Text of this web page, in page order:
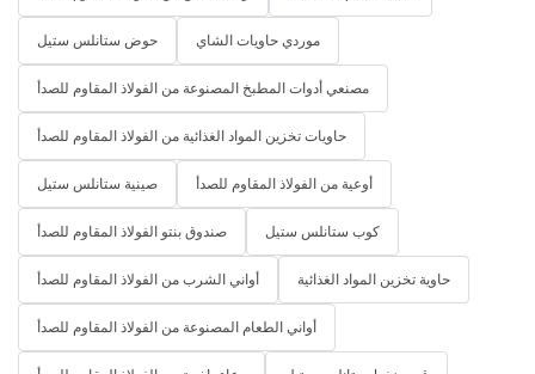
حوض ستانلس ستيل موردي حاويات الشاي
مصنعي أدوات المطبخ المصنوعة من الفولاذ المقاوم للصدأ
حاويات تخزين المواد الغذائية من الفولاذ المقاوم للصدأ
صينية ستانلس ستيل أوعية من الفولاذ المقاوم للصدأ
صندوق بنتو الفولاذ المقاوم للصدأ كوب ستانلس ستيل
أواني الشرب من الفولاذ المقاوم للصدأ حاوية تخزين المواد الغذائية
أواني الطعام المصنوعة من الفولاذ المقاوم للصدأ